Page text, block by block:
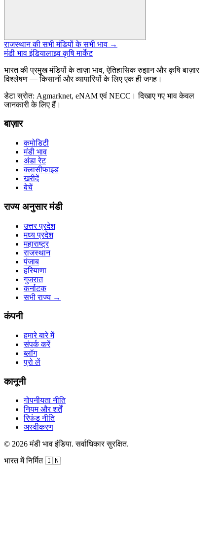
राजस्थान की सभी मंडियों के सभी भाव →
मंडी भाव इंडियालाइव कृषि मार्केट
भारत की प्रमुख मंडियों के ताज़ा भाव, ऐतिहासिक रुझान और कृषि बाज़ार
विश्लेषण — किसानों और व्यापारियों के लिए एक ही जगह।
डेटा स्रोत: Agmarknet, eNAM एवं NECC। दिखाए गए भाव केवल
जानकारी के लिए हैं।
बाज़ार
कमोडिटी
मंडी भाव
अंडा रेट
क्लासीफाइड
खरीदें
बेचें
राज्य अनुसार मंडी
उत्तर प्रदेश
मध्य प्रदेश
महाराष्ट्र
राजस्थान
पंजाब
हरियाणा
गुजरात
कर्नाटक
सभी राज्य →
कंपनी
हमारे बारे में
संपर्क करें
ब्लॉग
प्रो लें
कानूनी
गोपनीयता नीति
नियम और शर्तें
रिफंड नीति
अस्वीकरण
© 2026 मंडी भाव इंडिया.सर्वाधिकार सुरक्षित.
भारत में निर्मित🇮🇳